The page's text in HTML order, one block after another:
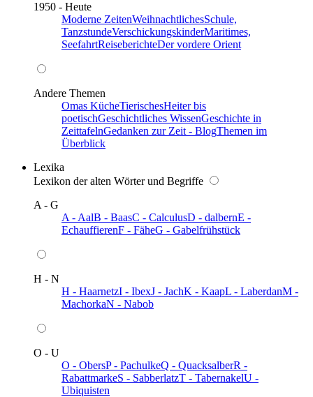
1950 - Heute
Moderne ZeitenWeihnachtlichesSchule,
TanzstundeVerschickungskinderMaritimes,
SeefahrtReiseberichteDer vordere Orient
Andere Themen
Omas KücheTierischesHeiter bis
poetischGeschichtliches WissenGeschichte in
ZeittafelnGedanken zur Zeit - BlogThemen im
Überblick
Lexika
Lexikon der alten Wörter und Begriffe
A - G
A - AalB - BaasC - CalculusD - dalbernE -
EchauffierenF - FäheG - Gabelfrühstück
H - N
H - HaarnetzI - IbexJ - JachK - KaapL - LaberdanM -
MachorkaN - Nabob
O - U
O - ObersP - PachulkeQ - QuacksalberR -
RabattmarkeS - SabberlatzT - TabernakelU -
Ubiquisten